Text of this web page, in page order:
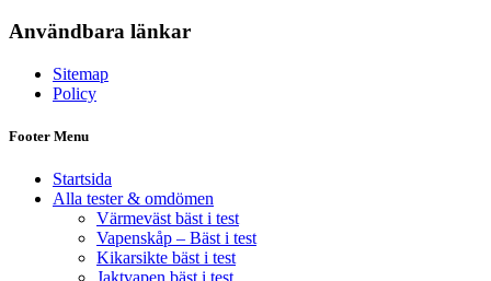
Användbara länkar
Sitemap
Policy
Footer Menu
Startsida
Alla tester & omdömen
Värmeväst bäst i test
Vapenskåp – Bäst i test
Kikarsikte bäst i test
Jaktvapen bäst i test